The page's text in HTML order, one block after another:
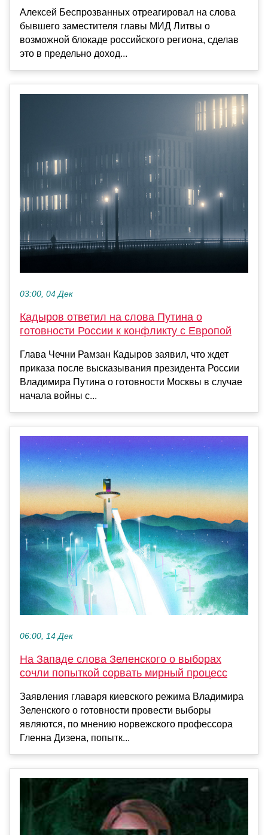
Алексей Беспрозванных отреагировал на слова
бывшего заместителя главы МИД Литвы о
возможной блокаде российского региона, сделав
это в предельно доход...
03:00, 04 Дек
Кадыров ответил на слова Путина о
готовности России к конфликту с Европой
Глава Чечни Рамзан Кадыров заявил, что ждет
приказа после высказывания президента России
Владимира Путина о готовности Москвы в случае
начала войны с...
06:00, 14 Дек
На Западе слова Зеленского о выборах
сочли попыткой сорвать мирный процесс
Заявления главаря киевского режима Владимира
Зеленского о готовности провести выборы
являются, по мнению норвежского профессора
Гленна Дизена, попытк...